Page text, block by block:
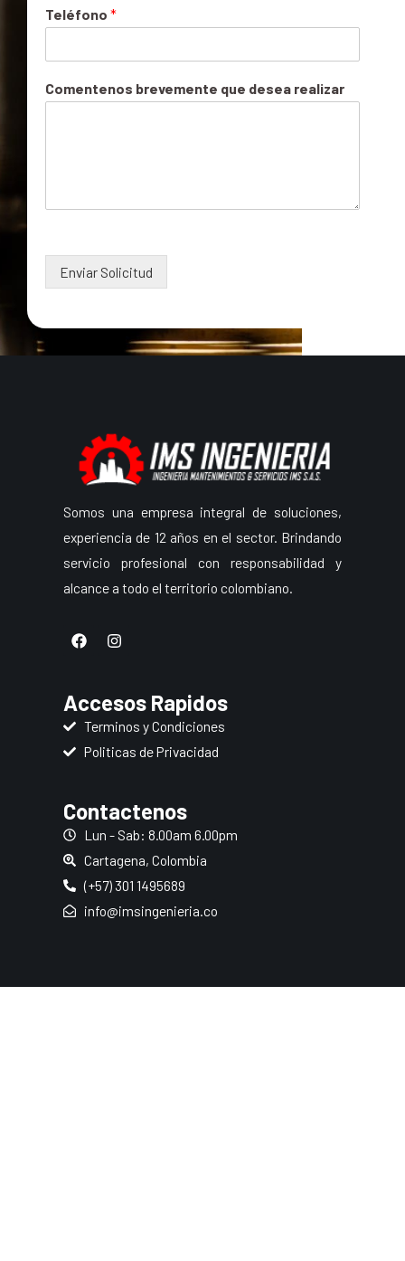
Teléfono *
Comentenos brevemente que desea realizar
Enviar Solicitud
Somos una empresa integral de soluciones,
experiencia de 12 años en el sector. Brindando
servicio profesional con responsabilidad y
alcance a todo el territorio colombiano.
F
a
o
o
I
n
g
r
m
Accesos Rapidos
Terminos y Condiciones
Politicas de Privacidad
Contactenos
Lun - Sab: 8.00am 6.00pm
Cartagena, Colombia
(+57) 301 1495689
info@imsingenieria.co